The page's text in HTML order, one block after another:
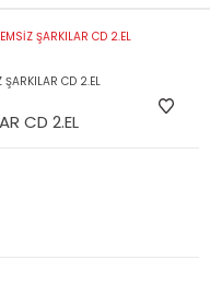
ŞARKILAR CD 2.EL
CD 2.EL